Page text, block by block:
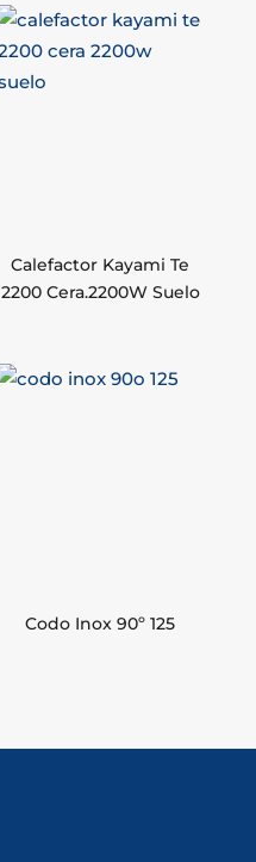
Calefactor Kayami Te
2200 Cera.2200W Suelo
Codo Inox 90º 125